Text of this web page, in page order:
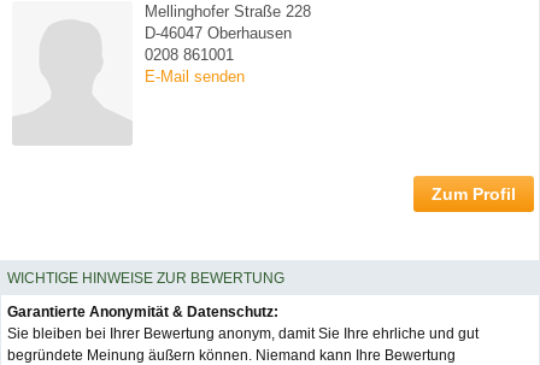
Mellinghofer Straße 228
D-46047 Oberhausen
0208 861001
E-Mail senden
Zum Profil
WICHTIGE HINWEISE ZUR BEWERTUNG
Garantierte Anonymität & Datenschutz:
Sie bleiben bei Ihrer Bewertung anonym, damit Sie Ihre ehrliche und gut
begründete Meinung äußern können. Niemand kann Ihre Bewertung